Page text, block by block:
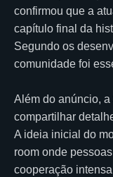
confirmou que a
capítulo final da
Segundo os
comunidade foi
Além do anúncio,
compartilhar
A ideia inicial do
room onde
cooperação